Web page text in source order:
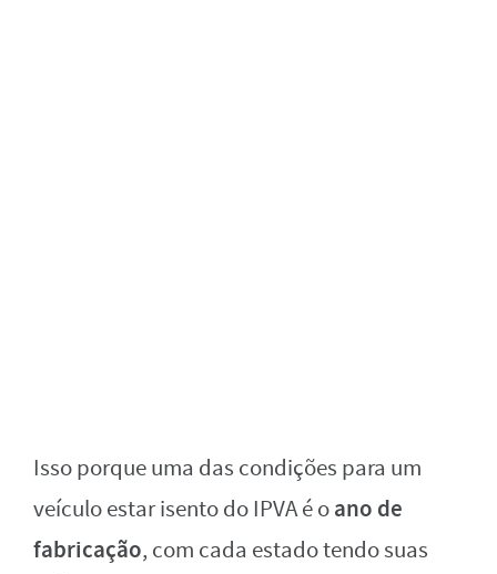
Isso porque uma das condições para um
veículo estar isento do IPVA é oano de
fabricação, com cada estado tendo suas